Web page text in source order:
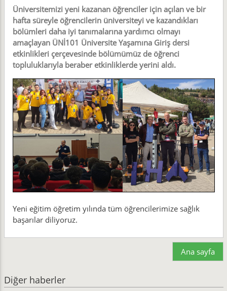
Üniversitemizi yeni kazanan öğrenciler için açılan ve bir
hafta süreyle öğrencilerin üniversiteyi ve kazandıkları
bölümleri daha iyi tanımalarına yardımcı olmayı
amaçlayan ÜNİ101 Üniversite Yaşamına Giriş dersi
etkinlikleri çerçevesinde bölümümüz de öğrenci
topluluklarıyla beraber etkinliklerde yerini aldı.
Yeni eğitim öğretim yılında tüm öğrencilerimize sağlık
başarılar diliyoruz.
Ana sayfa
Diğer haberler